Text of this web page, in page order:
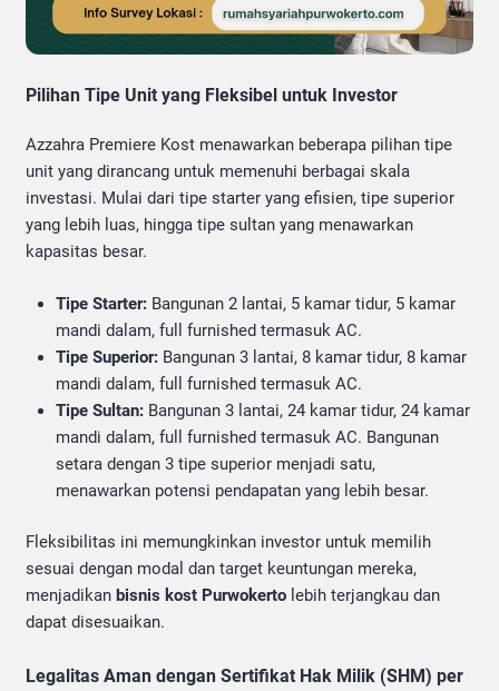
Pilihan Tipe Unit yang Fleksibel untuk Investor
Azzahra Premiere Kost menawarkan beberapa pilihan tipe
unit yang dirancang untuk memenuhi berbagai skala
investasi. Mulai dari tipe starter yang efisien, tipe superior
yang lebih luas, hingga tipe sultan yang menawarkan
kapasitas besar.
Tipe Starter: Bangunan 2 lantai, 5 kamar tidur, 5 kamar
mandi dalam, full furnished termasuk AC.
Tipe Superior: Bangunan 3 lantai, 8 kamar tidur, 8 kamar
mandi dalam, full furnished termasuk AC.
Tipe Sultan: Bangunan 3 lantai, 24 kamar tidur, 24 kamar
mandi dalam, full furnished termasuk AC. Bangunan
setara dengan 3 tipe superior menjadi satu,
menawarkan potensi pendapatan yang lebih besar.
Fleksibilitas ini memungkinkan investor untuk memilih
sesuai dengan modal dan target keuntungan mereka,
menjadikan bisnis kost Purwokerto lebih terjangkau dan
dapat disesuaikan.
Legalitas Aman dengan Sertifikat Hak Milik (SHM) per